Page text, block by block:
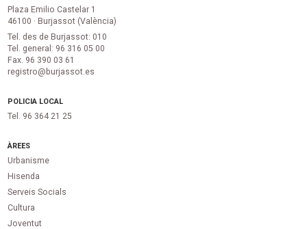
Plaza Emilio Castelar 1
46100 · Burjassot (València)
Tel. des de Burjassot: 010
Tel. general: 96 316 05 00
Fax. 96 390 03 61
registro@burjassot.es
POLICIA LOCAL
Tel. 96 364 21 25
ÀREES
Urbanisme
Hisenda
Serveis Socials
Cultura
Joventut